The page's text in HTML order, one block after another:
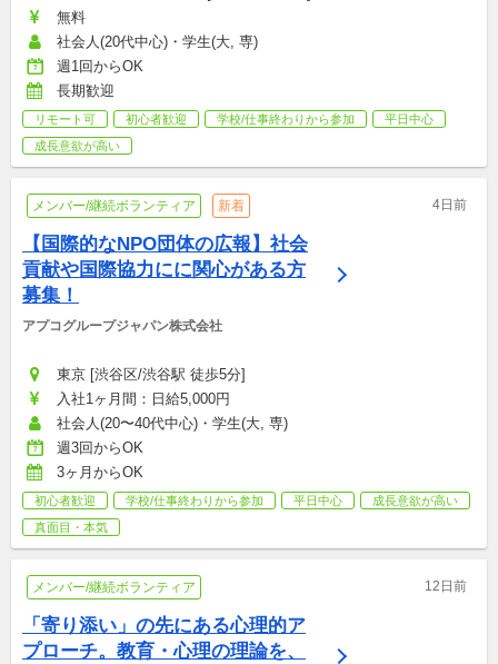
無料
社会人(20代中心)・学生(大, 専)
週1回からOK
長期歓迎
リモート可 初心者歓迎 学校/仕事終わりから参加
平日中心
成長意欲が高い
メンバー/継続ボランティア 新着 4日前
【国際的なNPO団体の広報】社会
貢献や国際協力にに関心がある方
募集！
アプコグループジャパン株式会社
東京 [渋谷区/渋谷駅 徒歩5分]
入社1ヶ月間：日給5,000円
社会人(20〜40代中心)・学生(大, 専)
週3回からOK
3ヶ月からOK
初心者歓迎 学校/仕事終わりから参加 平日中心
成長意欲が高い
真面目・本気
メンバー/継続ボランティア 12日前
「寄り添い」の先にある心理的ア
プローチ。教育・心理の理論を、